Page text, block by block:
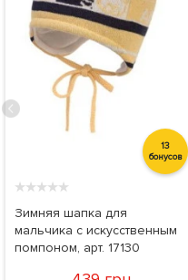
13
бонусов
★★★★★
Зимняя шапка для
мальчика с искусственным
помпоном, арт. 17130